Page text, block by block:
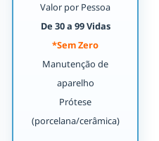
Valor por Pessoa
De 30 a 99 Vidas
*Sem Zero
Manutenção de
aparelho
Prótese
(porcelana/cerâmica)